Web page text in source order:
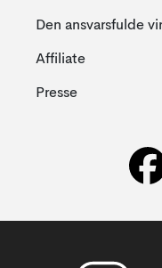
Den ansvarsfulde
Affiliate
Presse